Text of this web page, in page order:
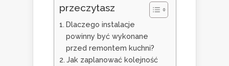
przeczytasz
Dlaczego instalacje
powinny być wykonane
przed remontem kuchni?
Jak zaplanować kolejność